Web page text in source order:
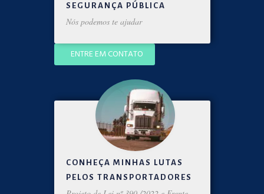
SEGURANÇA PÚBLICA
Nós podemos te ajudar
ENTRE EM CONTATO
CONHEÇA MINHAS LUTAS
PELOS TRANSPORTADORES